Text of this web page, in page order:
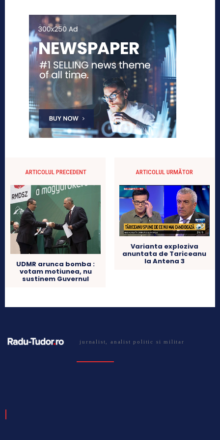
ARTICOLUL PRECEDENT
UDMR arunca bomba :
votam motiunea, nu
sustinem Guvernul
ARTICOLUL URMĂTOR
Varianta exploziva
anuntata de Tariceanu
la Antena 3
jurnalist, analist politic si militar